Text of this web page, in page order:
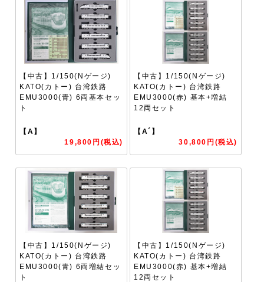
【中古】1/150(Nゲージ)
KATO(カトー) 台湾鉄路
EMU3000(青) 6両基本セッ
ト
【A】
19,800円(税込)
【中古】1/150(Nゲージ)
KATO(カトー) 台湾鉄路
EMU3000(赤) 基本+増結
12両セット
【A´】
30,800円(税込)
【中古】1/150(Nゲージ)
KATO(カトー) 台湾鉄路
EMU3000(青) 6両増結セッ
ト
【中古】1/150(Nゲージ)
KATO(カトー) 台湾鉄路
EMU3000(赤) 基本+増結
12両セット